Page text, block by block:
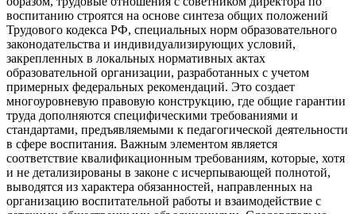
воспитанию строятся на основе синтеза общих положений
Трудового кодекса РФ, специальных норм образовательного
законодательства и индивидуализирующих условий,
закрепленных в локальных нормативных актах
образовательной организации, разработанных с учетом
примерных федеральных рекомендаций. Это создает
многоуровневую правовую конструкцию, где общие гарантии
труда дополняются специфическими требованиями и
стандартами, предъявляемыми к педагогической деятельности
в сфере воспитания. Важным элементом является
соответствие квалификационным требованиям, которые, хотя
и не детализированы в законе с исчерпывающей полнотой,
выводятся из характера обязанностей, направленных на
организацию воспитательной работы и взаимодействие с